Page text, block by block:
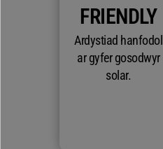
FRIENDLY
Ardystiad hanfodol
ar gyfer gosodwyr
solar.